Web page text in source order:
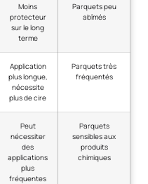
Moins
protecteur
sur le long
terme
Parquets peu
abîmés
Application
plus longue,
nécessite
plus de cire
Parquets très
fréquentés
Peut
nécessiter
des
applications
plus
fréquentes
Parquets
sensibles aux
produits
chimiques